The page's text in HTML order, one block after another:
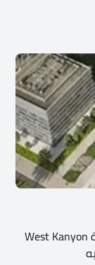
مول ويست كانيون العاصمة الادارية الجديدة West Kanyon